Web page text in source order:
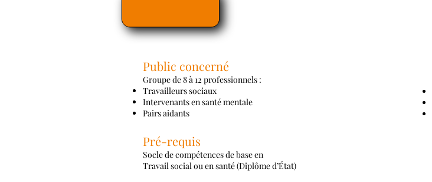
Public concerné
Groupe de 8 à 12 professionnels :
Travailleurs sociaux
Intervenants en santé mentale
Pairs aidants
Pré-requis
Socle de compétences de base en
Travail socialou en santé (Diplôme d’État)